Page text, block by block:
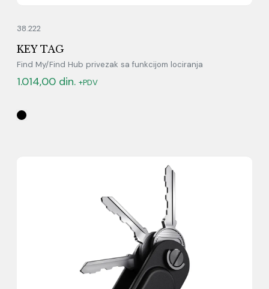
38.222
KEY TAG
Find My/Find Hub privezak sa funkcijom lociranja
1.014,00 din. +PDV